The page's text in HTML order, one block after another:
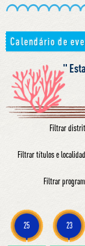
Calendário de
Filtrar
Filtrar títulos e
Filtrar
25 23